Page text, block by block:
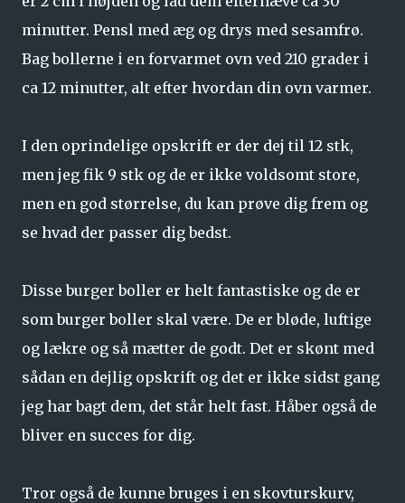
minutter. Pensl med æg og drys med sesamfrø.
Bag bollerne i en forvarmet ovn ved 210 grader i
ca 12 minutter, alt efter hvordan din ovn varmer.
I den oprindelige opskrift er der dej til 12 stk,
men jeg fik 9 stk og de er ikke voldsomt store,
men en god størrelse, du kan prøve dig frem og
se hvad der passer dig bedst.
Disse burger boller er helt fantastiske og de er
som burger boller skal være. De er bløde, luftige
og lækre og så mætter de godt. Det er skønt med
sådan en dejlig opskrift og det er ikke sidst gang
jeg har bagt dem, det står helt fast. Håber også de
bliver en succes for dig.
Tror også de kunne bruges i en skovturskurv,